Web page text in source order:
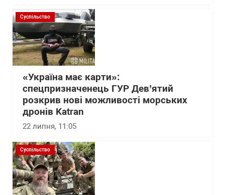
Суспільство
«Україна має карти»:
спецпризначенець ГУР Дев’ятий
розкрив нові можливості морських
дронів Katran
22 липня, 11:05
Суспільство